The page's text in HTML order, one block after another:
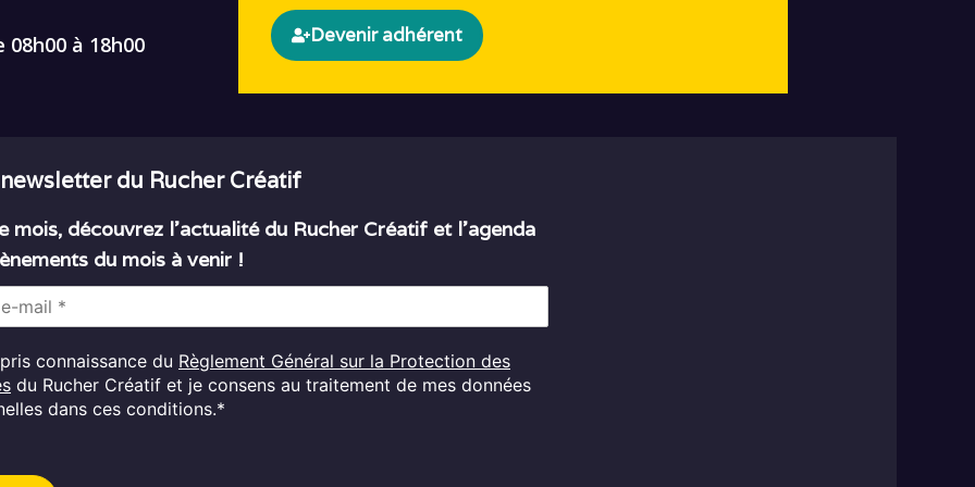
à 18h00 Devenir adhérent
du Rucher Créatif
mois, découvrez l’actualité du Rucher Créatif et l’agenda
du mois à venir !
pris connaissance du Règlement Général sur la Protection des
du Rucher Créatif et je consens au traitement de mes données
dans ces conditions.*